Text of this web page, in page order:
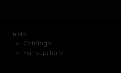
Inicio
Catálogo
Farroupilha V